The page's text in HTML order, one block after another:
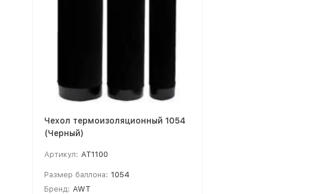
Чехол термоизоляционный 1054
(Черный)
Артикул: AT1100
Размер баллона: 1054
Бренд: AWT